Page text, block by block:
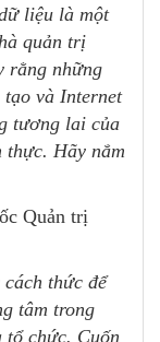
liệu là một
quản trị
rằng những
và Internet
tương lai của
thực. Hãy nắm
Quản trị
thức để
tâm trong
tổ chức. Cuốn